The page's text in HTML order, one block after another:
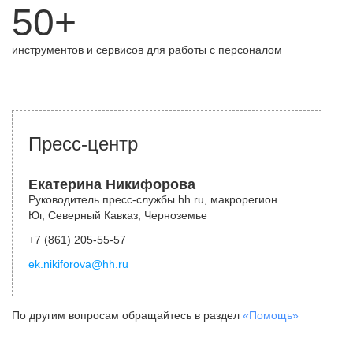
50+
инструментов и сервисов для работы с персоналом
Пресс-центр
Екатерина Никифорова
Руководитель пресс-службы hh.ru, макрорегион
Юг, Северный Кавказ, Черноземье
+7 (861) 205-55-57
ek.nikiforova@hh.ru
По другим вопросам обращайтесь в раздел «Помощь»